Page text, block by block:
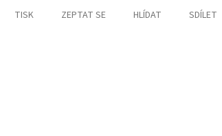
TISK ZEPTAT SE HLÍDAT SDÍLET